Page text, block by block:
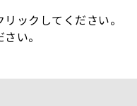
ックしてください。
い。